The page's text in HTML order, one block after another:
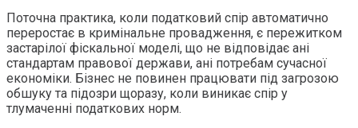
Поточна практика, коли податковий спір автоматично
переростає в кримінальне провадження, є пережитком
застарілої фіскальної моделі, що не відповідає ані
стандартам правової держави, ані потребам сучасної
економіки. Бізнес не повинен працювати під загрозою
обшуку та підозри щоразу, коли виникає спір у
тлумаченні податкових норм.